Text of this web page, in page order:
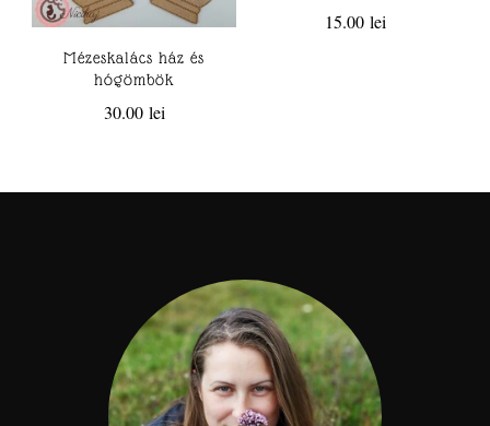
Mézeskalács ház és
hógömbök
30.00 lei
15.00lei